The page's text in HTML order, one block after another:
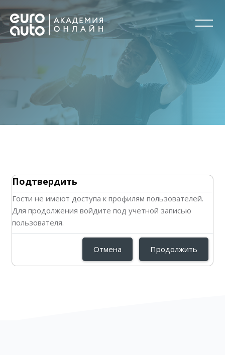
Блоки
Подтвердить
Гости не имеют доступа к профилям пользователей.
Для продолжения войдите под учетной записью
пользователя.
Отмена Продолжить